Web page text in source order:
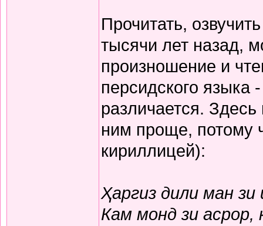
Прочитать,
тысячи лет назад,
произношение и
персидского языка
различается.
ним проще, потому
кириллицей):
Ҳаргиз дили ман
Кам монд зи